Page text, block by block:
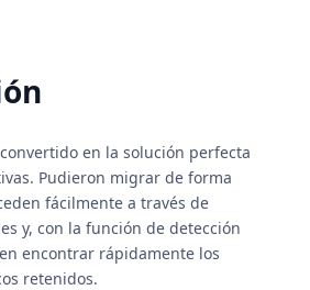
en la solución perfecta
Pudieron migrar de forma
fácilmente a través de
y, con la función de detección
encontrar rápidamente los
retenidos.